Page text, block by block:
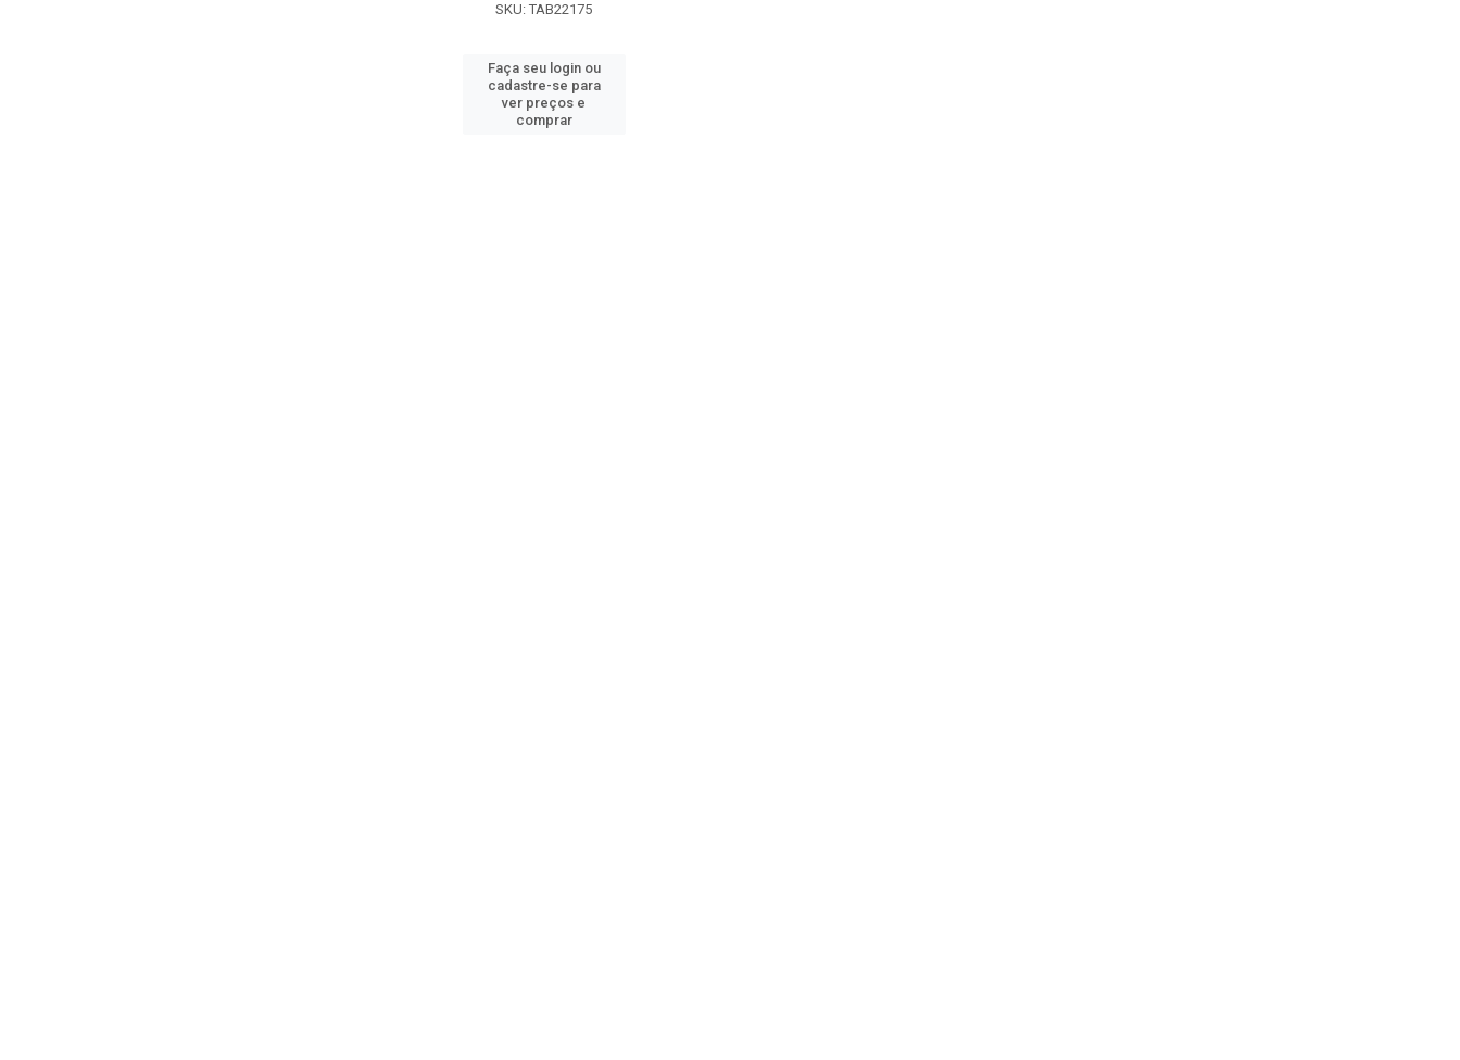
SKU: TAB22175
Faça seu login ou
cadastre-se para
ver preços e
comprar